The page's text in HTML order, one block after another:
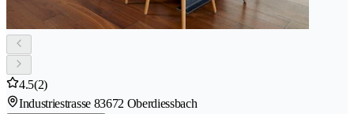
4.5(2)
Industriestrasse 83672 Oberdiessbach